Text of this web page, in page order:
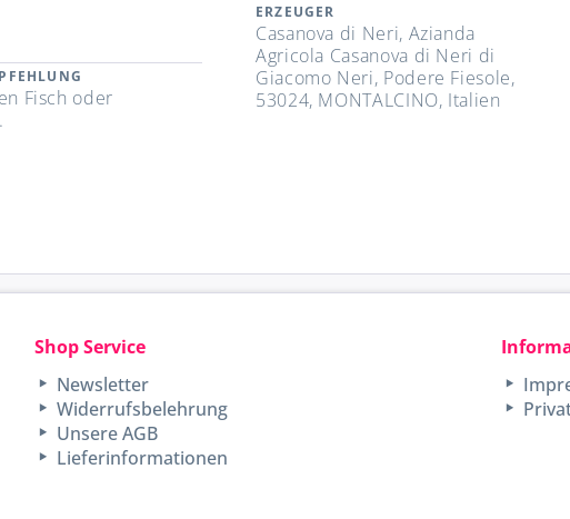
Fisch oder
ERZEUGER
Casanova di Neri, Azianda
Agricola Casanova di Neri di
Giacomo Neri, Podere Fiesole,
53024, MONTALCINO, Italien
Shop Service
Newsletter
Widerrufsbelehrung
Unsere AGB
Lieferinformationen